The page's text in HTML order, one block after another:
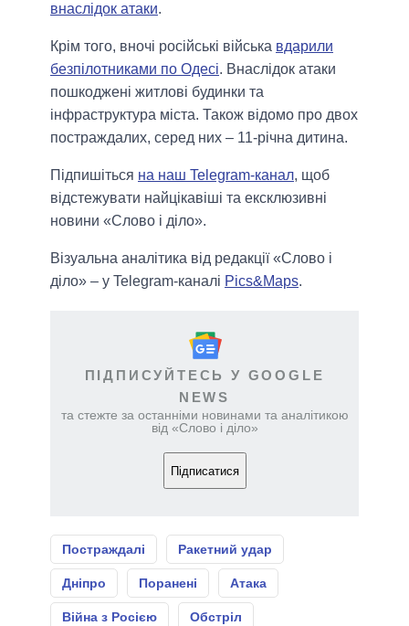
внаслідок атаки.
Крім того, вночі російські війська вдарили
безпілотниками по Одесі. Внаслідок атаки
пошкоджені житлові будинки та
інфраструктура міста. Також відомо про двох
постраждалих, серед них – 11-річна дитина.
Підпишіться на наш Telegram-канал, щоб
відстежувати найцікавіші та ексклюзивні
новини «Слово і діло».
Візуальна аналітика від редакції «Слово і
діло» – у Telegram-каналі Pics&Maps.
ПІДПИСУЙТЕСЬ У GOOGLE
NEWS
та стежте за останніми новинами та аналітикою
від «Слово і діло»
Підписатися
Постраждалі Ракетний удар
Дніпро Поранені Атака
Війна з Росією Обстріл